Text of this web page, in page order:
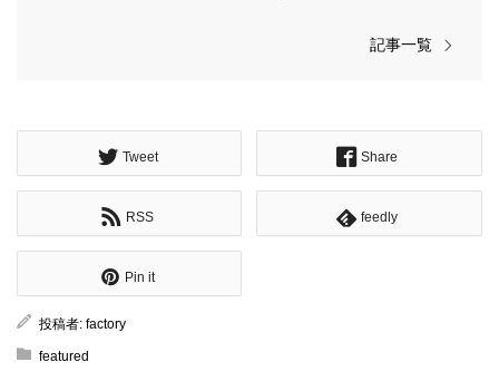
記事一覧
Tweet Share
RSS feedly
Pin it
投稿者: factory
featured